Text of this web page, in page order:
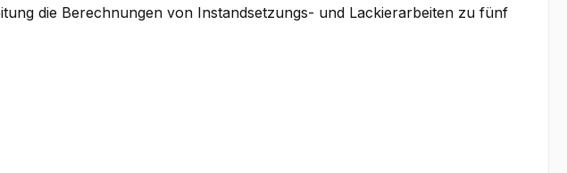
die Berechnungen von Instandsetzungs- und Lackierarbeiten zu fünf